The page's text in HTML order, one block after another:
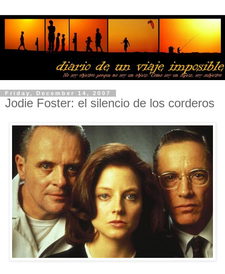
Friday, December 14, 2007
Jodie Foster: el silencio de los corderos